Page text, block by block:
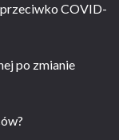
COVID-
po zmianie